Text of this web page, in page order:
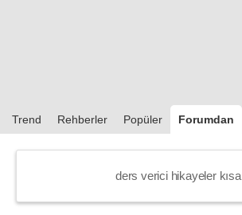
Trend Rehberler Popüler Forumdan
ders verici hikayeler kısa